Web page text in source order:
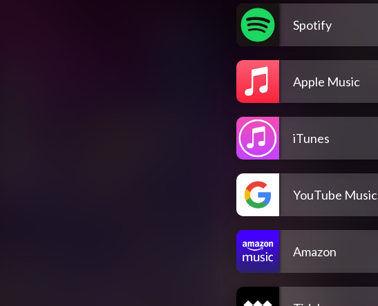
Spotify
Apple Music
iTunes
YouTube Music
Amazon